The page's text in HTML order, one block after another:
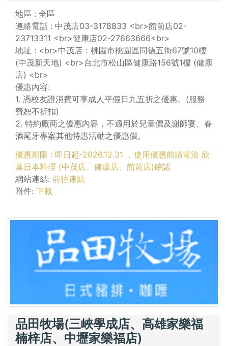
地區 : 全區
連絡電話 : 中茂店03-3178833 <br>館前店02-
23713311 <br>健康店02-27663666<br>
地址 : <br>中茂店：桃園市桃園區同德五街67號10樓
(中茂新天地) <br>台北市松山區健康路156號1樓 (健康
店) <br>
優惠內容:
1. 憑校友證消費可享成人平假日九五折之優惠。(服務
費恕不折扣)
2. 特約廠商之優惠內容，不適用於兒童價及謝師宴、春
酒尾牙專案其他特惠活動之優惠價。
優惠期限 : 即日起-2026.12.31 ，使用優惠前請電洽 欣
葉日本料理 (中茂店、健康店、館前店)確認
網站連結: 前往連結
附件: 下載
品田牧場(三峽學成店、高雄家樂福
楠梓店、中壢家樂福店)